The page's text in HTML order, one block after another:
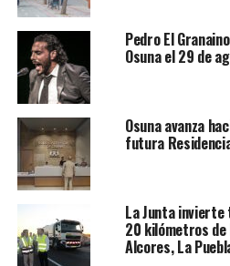
Pedro El
Osuna el 29 de
Osuna avanza
futura
La Junta
20 kilómetros de
Alcores, La